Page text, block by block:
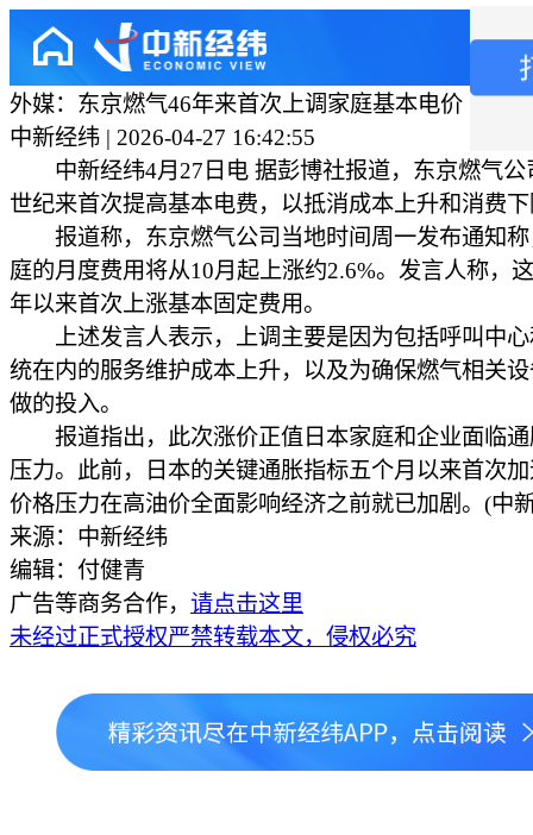
外媒：东京燃气46年来首次上调家庭基本电价
中新经纬 | 2026-04-27 16:42:55
中新经纬4月27日电 据彭博社报道，东京燃气公
世纪来首次提高基本电费，以抵消成本上升和消费
报道称，东京燃气公司当地时间周一发布通知称
庭的月度费用将从10月起上涨约2.6%。发言人称，
年以来首次上涨基本固定费用。
上述发言人表示，上调主要是因为包括呼叫中心
统在内的服务维护成本上升，以及为确保燃气相关
做的投入。
报道指出，此次涨价正值日本家庭和企业面临通
压力。此前，日本的关键通胀指标五个月以来首次
价格压力在高油价全面影响经济之前就已加剧。(中
来源：中新经纬
编辑：付健青
广告等商务合作， 请点击这里
未经过正式授权严禁转载本文，侵权必究